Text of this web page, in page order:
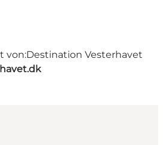
von:Destination Vesterhavet